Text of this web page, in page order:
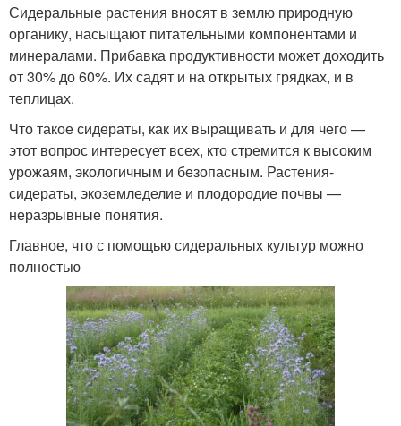
Сидеральные растения вносят в землю природную
органику, насыщают питательными компонентами и
минералами. Прибавка продуктивности может доходить
от 30% до 60%. Их садят и на открытых грядках, и в
теплицах.
Что такое сидераты, как их выращивать и для чего —
этот вопрос интересует всех, кто стремится к высоким
урожаям, экологичным и безопасным. Растения-
сидераты, экоземледелие и плодородие почвы —
неразрывные понятия.
Главное, что с помощью сидеральных культур можно
полностью